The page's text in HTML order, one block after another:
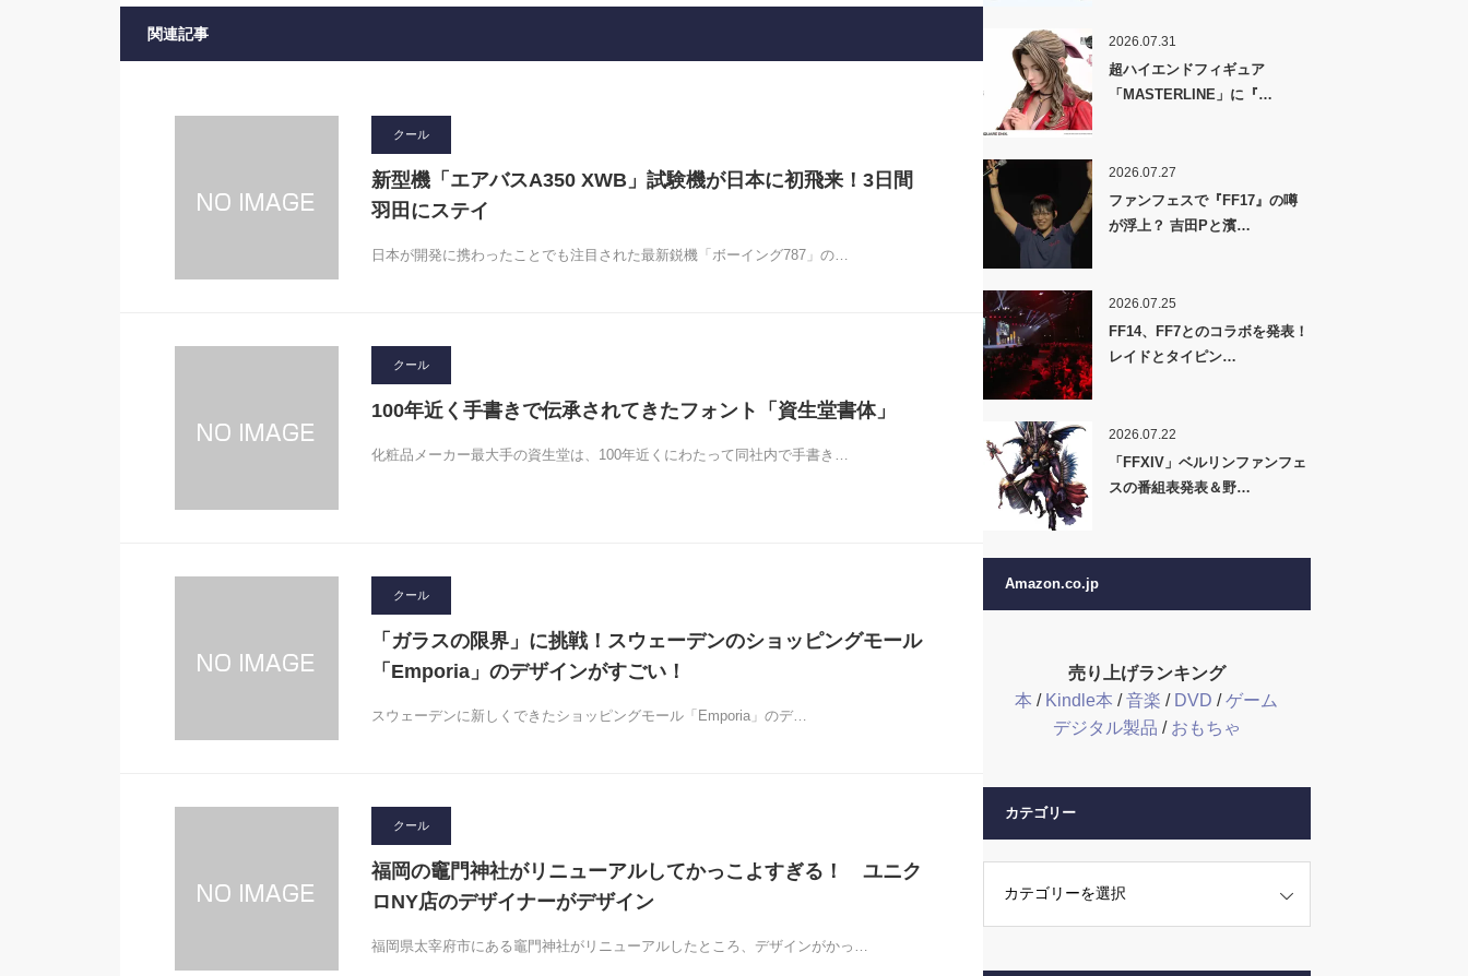
関連記事
クール
新型機「エアバスA350 XWB」試験機が日本に初飛来！3日間
羽田にステイ
日本が開発に携わったことでも注目された最新鋭機「ボーイング787」の…
クール
100年近く手書きで伝承されてきたフォント「資生堂書体」
化粧品メーカー最大手の資生堂は、100年近くにわたって同社内で手書き…
クール
「ガラスの限界」に挑戦！スウェーデンのショッピングモール
「Emporia」のデザインがすごい！
スウェーデンに新しくできたショッピングモール「Emporia」のデ…
クール
福岡の竈門神社がリニューアルしてかっこよすぎる！ ユニク
ロNY店のデザイナーがデザイン
福岡県太宰府市にある竈門神社がリニューアルしたところ、デザインがかっ…
2026.07.31
超ハイエンドフィギュア
「MASTERLINE」に『…
2026.07.27
ファンフェスで『FF17』の噂
が浮上？ 吉田Pと濱…
2026.07.25
FF14、FF7とのコラボを発表！
レイドとタイピン…
2026.07.22
「FFXIV」ベルリンファンフェ
スの番組表発表＆野…
Amazon.co.jp
売り上げランキング
本 / Kindle本 /音楽 / DVD /ゲーム
デジタル製品 / おもちゃ
カテゴリー